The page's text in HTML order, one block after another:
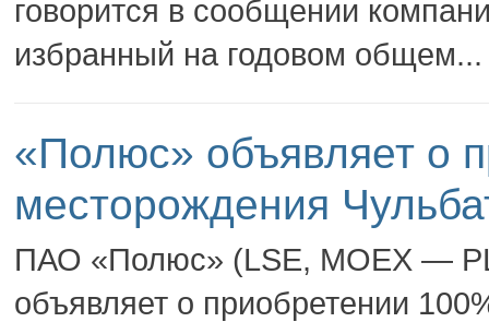
говорится в сообщении
избранный на годовом общем...
«Полюс» объявляет о
месторождения
ПАО «Полюс» (LSE, MOEX —
объявляет о приобретении